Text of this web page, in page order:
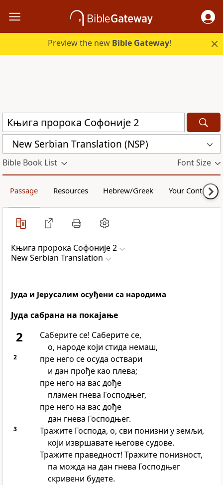
Preview the new Bible Gateway!
New Serbian Translation (NSP)
Bible Book List Font Size
Passage Resources Hebrew/Greek Your Content
Књига пророка Софоније 2
New Serbian Translation
Јуда и Јерусалим осуђени са народима
Јуда сабрана на покајање
2
Саберите се! Саберите се,
о, народе који стида немаш,
2
пре него се осуда оствари
и дан прође као плева;
пре него на вас дође
пламен гнева Господњег,
пре него на вас дође
дан гнева Господњег.
3
Тражите Господа, о, сви понизни у земљи,
који извршавате његове судове.
Тражите праведност! Тражите понизност,
па можда на дан гнева Господњег
скривени будете.